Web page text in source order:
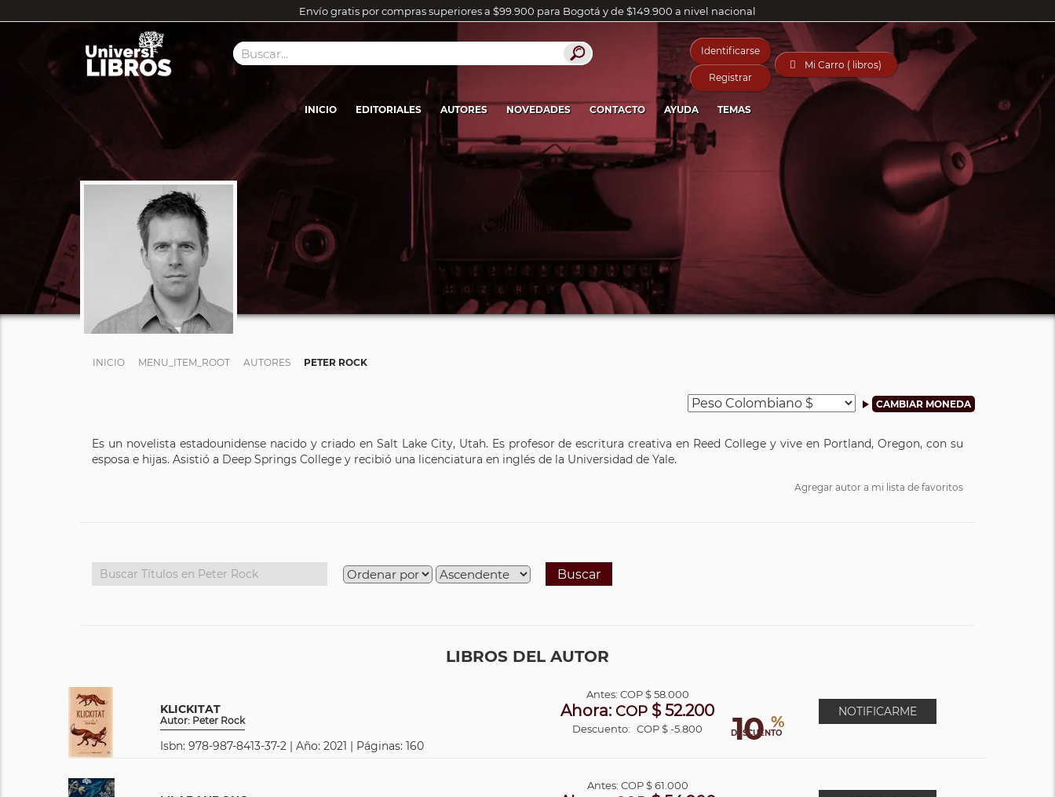
Envío gratis por compras superiores a $99.900 para Bogotá y de $149.900 a nivel nacional
Identificarse
Registrar
 Mi Carro ( libros)
INICIO EDITORIALES AUTORES NOVEDADES CONTACTO AYUDA TEMAS
INICIO MENU_ITEM_ROOT AUTORES PETER ROCK
Es un novelista estadounidense nacido y criado en Salt Lake City, Utah. Es profesor de escritura creativa en Reed College y vive en Portland, Oregon, con su
esposa e hijas. Asistió a Deep Springs College y recibió una licenciatura en inglés de la Universidad de Yale.
Agregar autor a mi lista de favoritos
Buscar
LIBROS DEL AUTOR
KLICKITAT
Autor: Peter Rock
Isbn: 978-987-8413-37-2 | Año: 2021 | Páginas: 160 10 %
DESCUENTO
Antes: COP$ 58.000
Ahora: COP $ 52.200
Descuento: COP $ -5.800
NOTIFICARME
Antes: COP$ 61.000